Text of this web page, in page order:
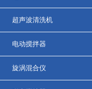
超声波清洗机
电动搅拌器
旋涡混合仪